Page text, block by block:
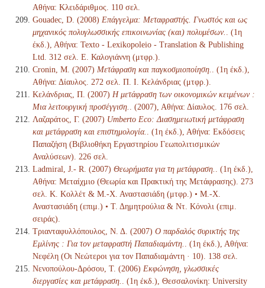
Αθήνα: Κλειδάριθμος. 110 σελ.
Gouadec, D. (2008) Επάγγελμα: Μεταφραστής. Γνωστός και ως
μηχανικός πολυγλωσσικής επικοινωνίας (και) πολυμέσων.
. (1η
έκδ.), Αθήνα: Texto - Lexikopoleio - Translation & Publishing
Ltd. 312 σελ. Ε. Καλογιάννη (μτφρ.).
Cronin, M. (2007) Μετάφραση και παγκοσμιοποίηση.
. (1η έκδ.),
Αθήνα: Δίαυλος. 272 σελ. Π. Ι. Κελάνδριας (μτφρ.).
Κελάνδριας, Π. (2007) Η μετάφραση των οικονομικών κειμένων :
Μια λειτουργική προσέγγιση.
. (2007), Αθήνα: Δίαυλος. 176 σελ.
Λαζαράτος, Γ. (2007) Umberto Eco: Διασημειωτική μετάφραση
και μετάφραση και επιστημολογία.
. (1η έκδ.), Αθήνα: Εκδόσεις
Παπαζήση (Βιβλιοθήκη Εργαστηρίου Γεωπολιτισμικών
Αναλύσεων). 226 σελ.
Ladmiral, J.- R. (2007) Θεωρήματα για τη μετάφραση.
. (1η έκδ.),
Αθήνα: Μεταίχμιο (Θεωρία και Πρακτική της Μετάφρασης). 273
σελ. Κ. Κολλέτ & Μ.-Χ. Αναστασιάδη (μτφρ.) • Μ.-Χ.
Αναστασιάδη (επιμ.) • Τ. Δημητρούλια & Ντ. Κόνολι (επιμ.
σειράς).
Τριανταφυλλόπουλος, Ν. Δ. (2007) Ο παρδαλός συρικτής της
Εμλίνης : Για τον μεταφραστή Παπαδιαμάντη.
. (1η έκδ.), Αθήνα:
Νεφέλη (Οι Νεώτεροι για τον Παπαδιαμάντη · 10). 138 σελ.
Νενοπούλου-Δρόσου, Τ. (2006) Εκφώνηση, γλωσσικές
διεργασίες και μετάφραση.
. (1η έκδ.), Θεσσαλονίκη: University